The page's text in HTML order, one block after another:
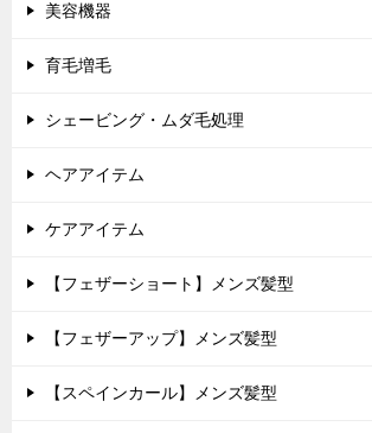
美容機器
育毛増毛
シェービング・ムダ毛処理
ヘアアイテム
ケアアイテム
【フェザーショート】メンズ髪型
【フェザーアップ】メンズ髪型
【スペインカール】メンズ髪型